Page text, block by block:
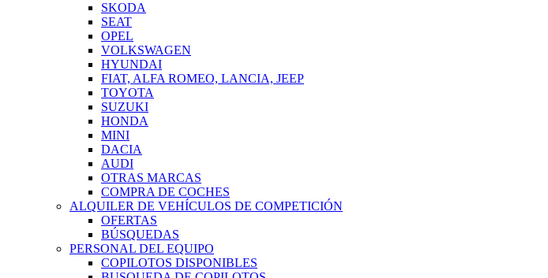
SKODA
SEAT
OPEL
VOLKSWAGEN
HYUNDAI
FIAT, ALFA ROMEO, LANCIA, JEEP
TOYOTA
SUZUKI
HONDA
MINI
DACIA
AUDI
OTRAS MARCAS
COMPRA DE COCHES
ALQUILER DE VEHÍCULOS DE COMPETICIÓN
OFERTAS
BÚSQUEDAS
PERSONAL DEL EQUIPO
COPILOTOS DISPONIBLES